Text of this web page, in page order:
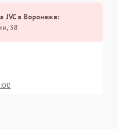
JVC в Воронеже:
38